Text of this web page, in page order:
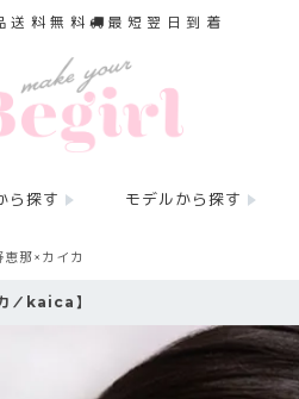
送料無料 最短翌日到着
ら探す モデルから探す
恵那×カイカ
／kaica】